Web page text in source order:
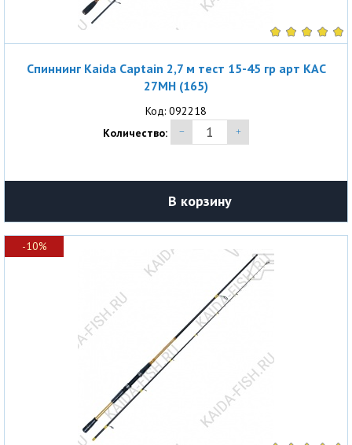
Спиннинг Kaida Captain 2,7 м тест 15-45 гр арт KAC
27MH (165)
Код: 092218
Количество:
В корзину
-10%